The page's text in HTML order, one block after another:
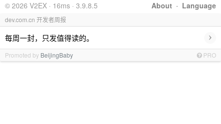
About · Language
© 2026 V2EX · 16ms · 3.9.8.5
dev.com.cn 开发者周报
每周一封，只发值得读的。 ›
Promoted by BeijingBaby PRO